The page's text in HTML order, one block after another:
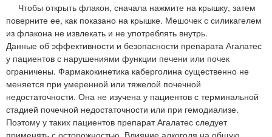
Чтобы открыть флакон, сначала нажмите на крышку, затем
поверните ее, как показано на крышке. Мешочек с силикагелем
из флакона не извлекать и не употреблять внутрь.
Данные об эффективности и безопасности препарата Агалатес
у пациентов с нарушениями функции печени или почек
ограничены. Фармакокинетика каберголина существенно не
меняется при умеренной или тяжелой почечной
недостаточности. Она не изучена у пациентов с терминальной
стадией почечной недостаточности или при гемодиализе.
Поэтому у таких пациентов препарат Агалатес следует